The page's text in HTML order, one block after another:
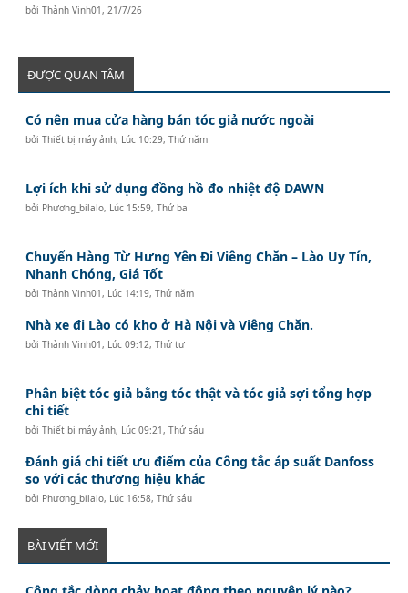
bởiThành Vinh01,21/7/26
ĐƯỢC QUAN TÂM
Có nên mua cửa hàng bán tóc giả nước ngoài
bởiThiết bị máy ảnh, Lúc 10:29, Thứ năm
Lợi ích khi sử dụng đồng hồ đo nhiệt độ DAWN
bởi Phương_bilalo, Lúc 15:59, Thứ ba
Chuyển Hàng Từ Hưng Yên Đi Viêng Chăn – Lào Uy Tín,
Nhanh Chóng, Giá Tốt
bởiThành Vinh01, Lúc 14:19, Thứ năm
Nhà xe đi Lào có kho ở Hà Nội và Viêng Chăn.
bởiThành Vinh01, Lúc 09:12, Thứ tư
Phân biệt tóc giả bằng tóc thật và tóc giả sợi tổng hợp
chi tiết
bởiThiết bị máy ảnh, Lúc 09:21, Thứ sáu
Đánh giá chi tiết ưu điểm của Công tắc áp suất Danfoss
so với các thương hiệu khác
bởi Phương_bilalo, Lúc 16:58, Thứ sáu
BÀI VIẾT MỚI